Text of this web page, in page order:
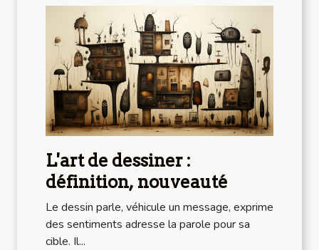
L'art de dessiner :
définition, nouveauté
Le dessin parle, véhicule un message, exprime
des sentiments adresse la parole pour sa
cible. Il...